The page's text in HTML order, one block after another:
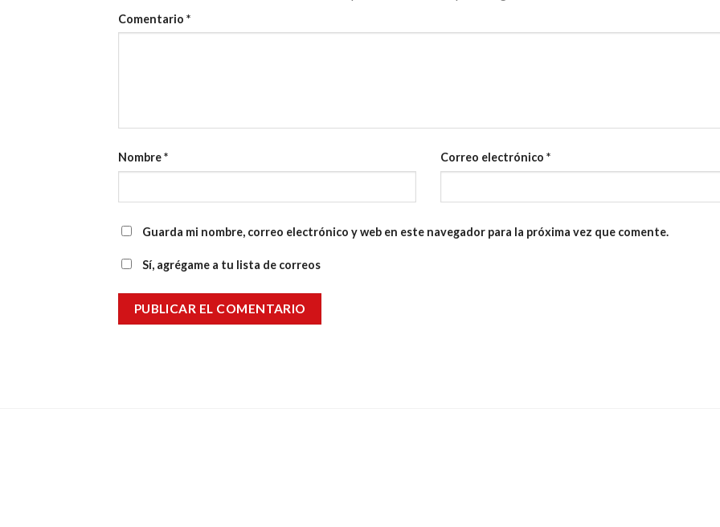
Comentario *
Nombre* Correo electrónico*
Guarda mi nombre, correo electrónico y web en este navegador para la próxima vez que comente.
Sí, agrégame a tu lista de correos